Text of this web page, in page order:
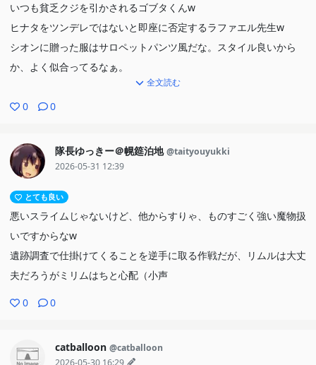
いつも貧乏クジを引かされるゴブタくんw
ヒナタをツンデレではないと即座に否定するラファエル先生w
シオンに贈った服はサロペットパンツ風だな。スタイル良いから
か、よく似合ってるなぁ。
ミリムが絡んでマリアベルの思惑通りに事が運ぶとは思えないなw
は古代に世界を滅ぼしかけたんだぞ。理由はペットが死んでブチギ
レたとかだった気がするw
ユウキが自ら欲望が大きいと言ったのは意味深。逆手に取ってる感
じがする。
ミリムはカガリの何を見ようとしたのかな。カガリはかつてミリム
に国を滅ぼされたことを「魔王になる過程で克服した」とユウキに
言った。ってことは、カガリは魔王？オクタグラムにそれっぽい奴
リムルとミリムとゴブタの格好はボーイスカウトなんよw 半袖だ
全文読む
0 0
隊長ゆっきー＠幌筵泊地 @taityouyukki
2026-05-31 12:39
とても良い
悪いスライムじゃないけど、他からすりゃ、ものすごく強い魔物扱
いですからなw
遺跡調査で仕掛けてくることを逆手に取る作戦だが、リムルは大丈
夫だろうがミリムはちと心配（小声
0 0
catballoon @catballoon
2026-05-30 16:29